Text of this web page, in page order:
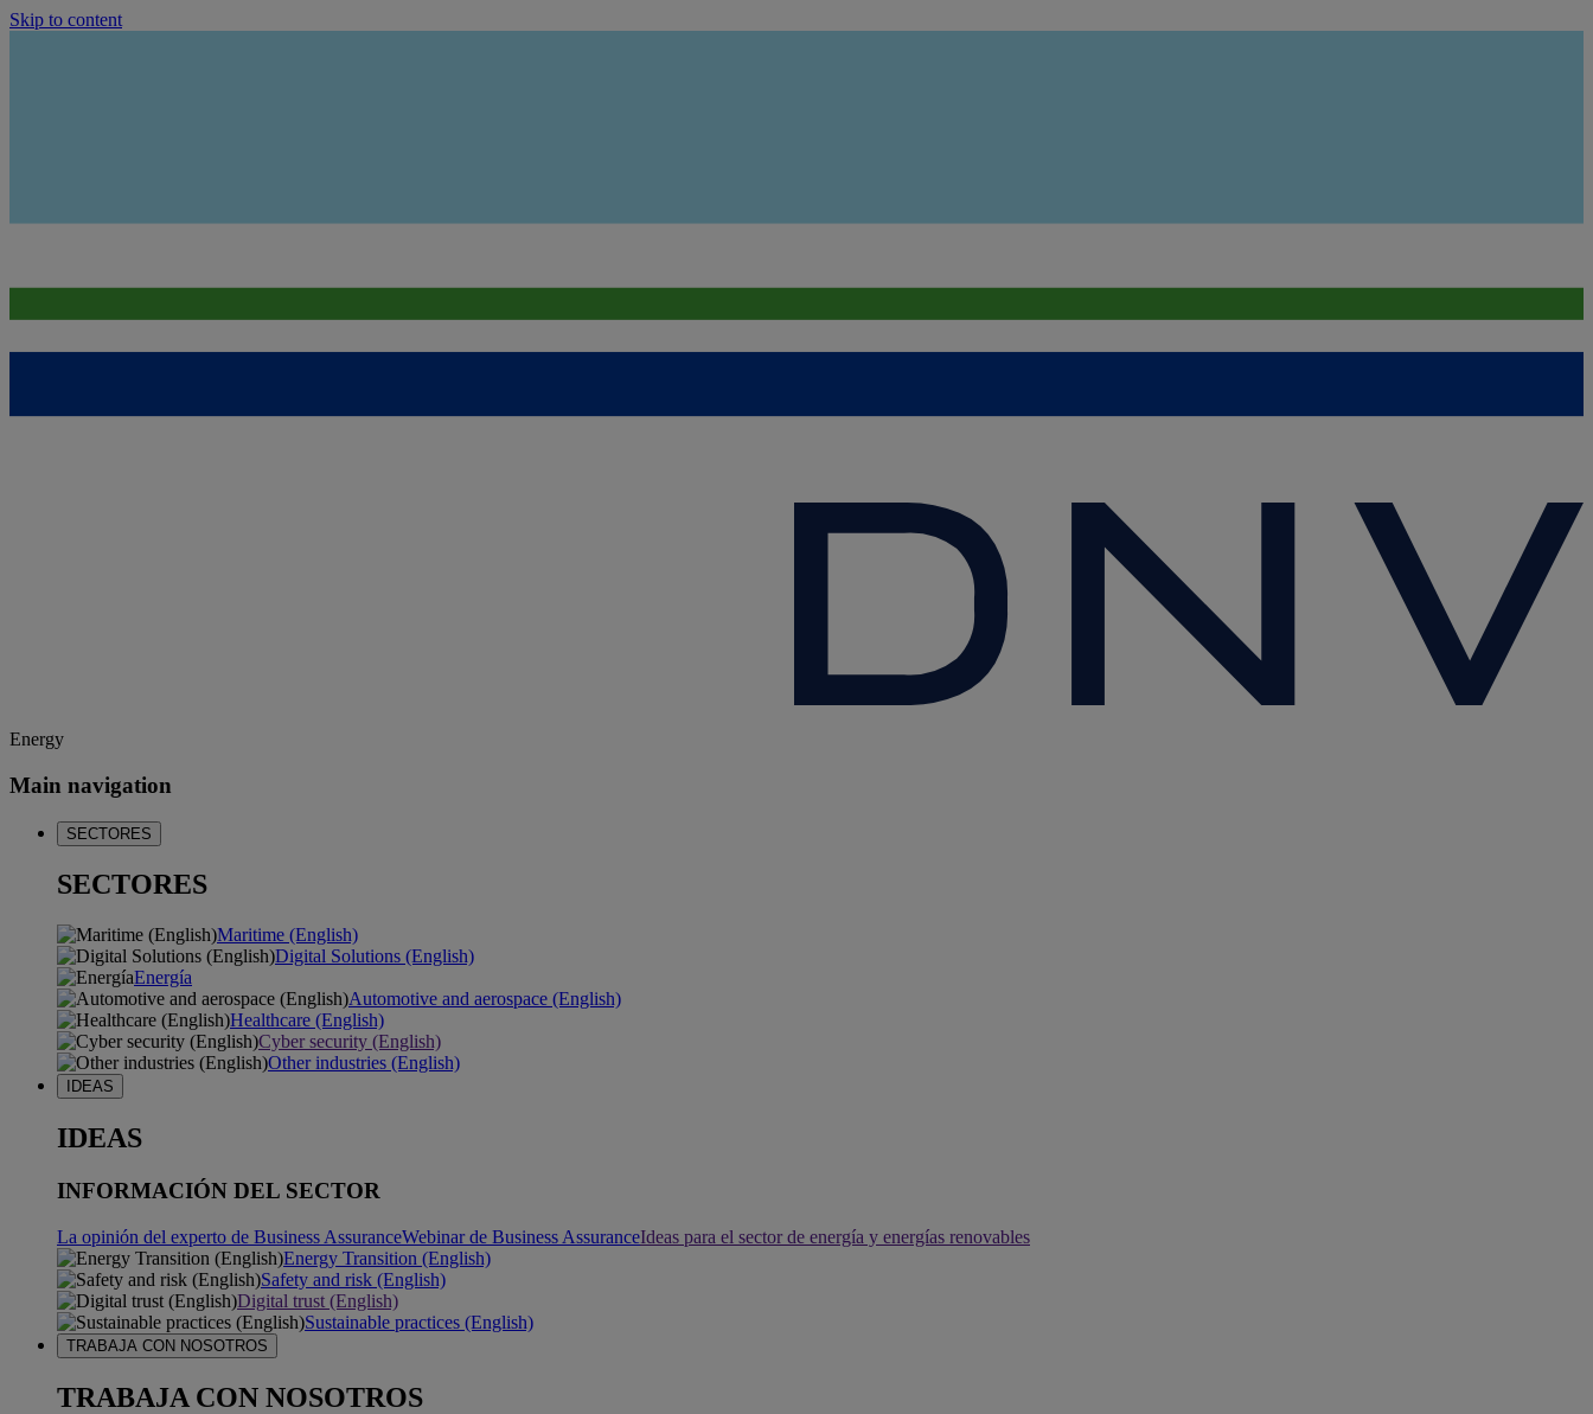
Skip to content
Energy
Main navigation
SECTORES
SECTORES
Maritime (English)
Digital Solutions (English)
Energía
Automotive and aerospace (English)
Healthcare (English)
Cyber security (English)
Other industries (English)
IDEAS
IDEAS
INFORMACIÓN DEL SECTOR
La opinión del experto de Business AssuranceWebinar de Business AssuranceIdeas para el sector de energía y energías renovables
Energy Transition (English)
Safety and risk (English)
Digital trust (English)
Sustainable practices (English)
TRABAJA CON NOSOTROS
TRABAJA CON NOSOTROS